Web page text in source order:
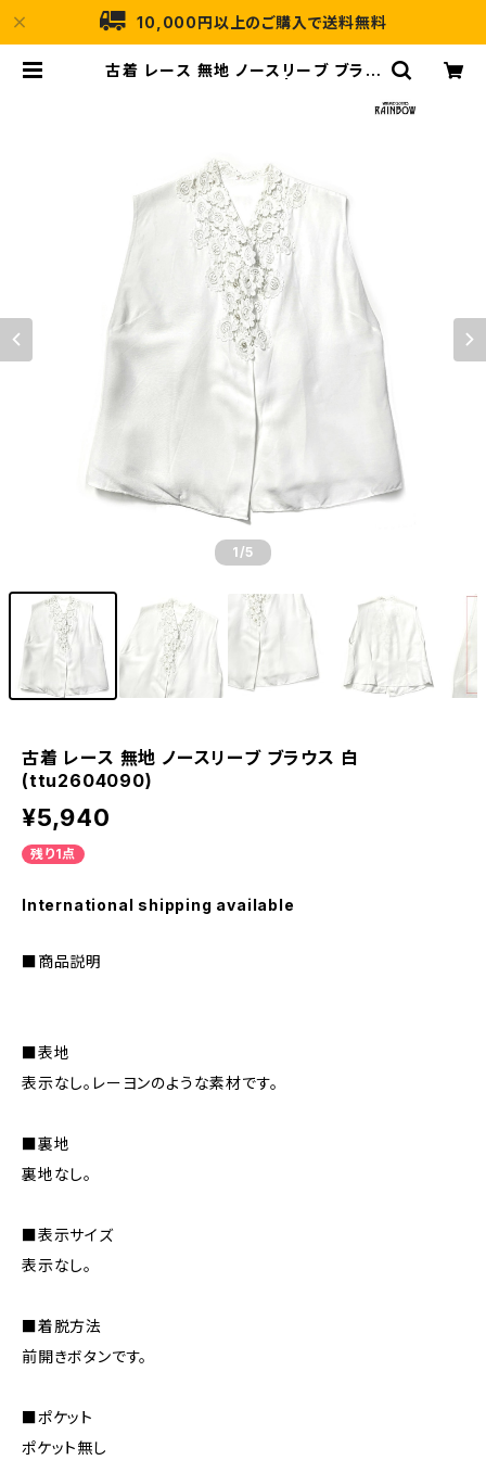
10,000円以上のご購入で送料無料
古着 レース 無地 ノースリーブ ブラウ
1 /5
古着 レース 無地 ノースリーブ ブラウス 白
(ttu2604090)
¥5,940
残り1点
International shipping available
■商品説明
■表地
表示なし。レーヨンのような素材です。
■裏地
裏地なし。
■表示サイズ
表示なし。
■着脱方法
前開きボタンです。
■ポケット
ポケット無し